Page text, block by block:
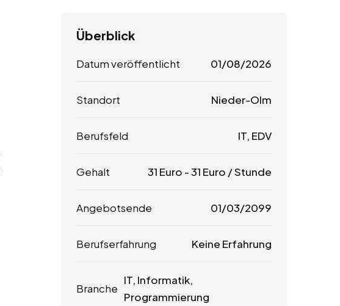
Überblick
Datum veröffentlicht 01/08/2026
Standort Nieder-Olm
Berufsfeld IT, EDV
Gehalt 31 Euro -31 Euro / Stunde
Angebotsende 01/03/2099
Berufserfahrung Keine Erfahrung
Branche
IT, Informatik,
Programmierung